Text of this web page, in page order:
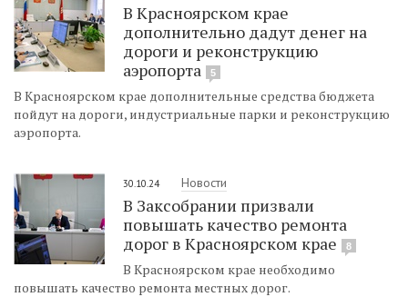
В Красноярском крае
дополнительно дадут денег на
дороги и реконструкцию
аэропорта
5
В Красноярском крае дополнительные средства бюджета
пойдут на дороги, индустриальные парки и реконструкцию
аэропорта.
30.10.24 Новости
В Заксобрании призвали
повышать качество ремонта
дорог в Красноярском крае
8
В Красноярском крае необходимо
повышать качество ремонта местных дорог.